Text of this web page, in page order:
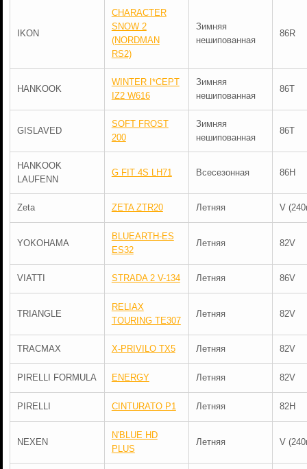
IKON
CHARACTER
SNOW 2
(NORDMAN
RS2)
Зимняя
нешипованная
86R
HANKOOK
WINTER I*CEPT
IZ2 W616
Зимняя
нешипованная
86T
GISLAVED
SOFT FROST
200
Зимняя
нешипованная
86T
HANKOOK
LAUFENN
G FIT 4S LH71 Всесезонная 86H
Zeta ZETA ZTR20 Летняя V
YOKOHAMA
BLUEARTH-ES
ES32
Летняя 82V
VIATTI STRADA 2 V-134 Летняя 86V
TRIANGLE
RELIAX
TOURING TE307
Летняя 82V
TRACMAX X-PRIVILO TX5 Летняя 82V
PIRELLI FORMULA ENERGY Летняя 82V
PIRELLI CINTURATO P1 Летняя 82H
NEXEN
N'BLUE HD
PLUS
Летняя V